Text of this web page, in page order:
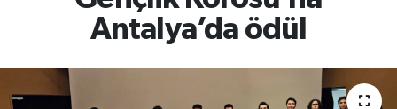
Antalya’da ödül
Spor
Tüm Manşetler
Haber Arşivi